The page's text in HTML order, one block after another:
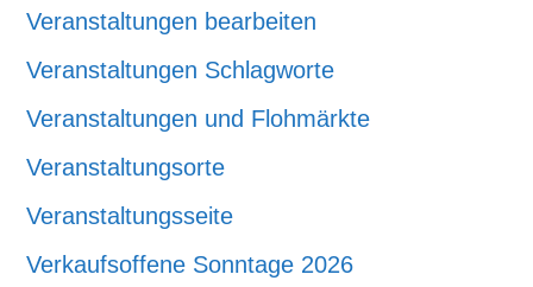
Veranstaltungen bearbeiten
Veranstaltungen Schlagworte
Veranstaltungen und Flohmärkte
Veranstaltungsorte
Veranstaltungsseite
Verkaufsoffene Sonntage 2026